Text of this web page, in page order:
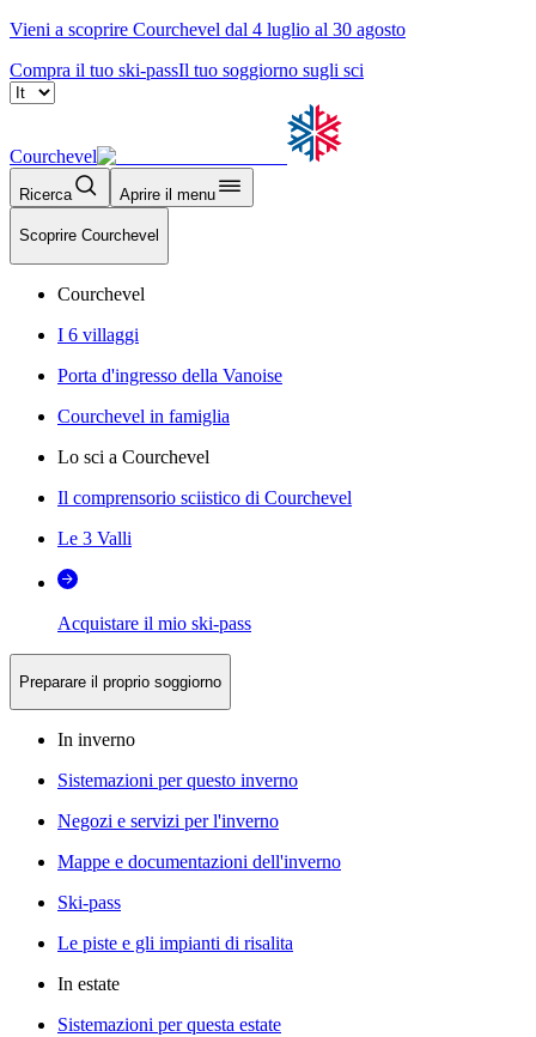
Vieni a scoprire Courchevel dal 4 luglio al 30 agosto
Compra il tuo ski-passIl tuo soggiorno sugli sci
Courchevel
Ricerca Aprire il menu
Scoprire Courchevel
Courchevel
I 6 villaggi
Porta d'ingresso della Vanoise
Courchevel in famiglia
Lo sci a Courchevel
Il comprensorio sciistico di Courchevel
Le 3 Valli
Acquistare il mio ski-pass
Preparare il proprio soggiorno
In inverno
Sistemazioni per questo inverno
Negozi e servizi per l'inverno
Mappe e documentazioni dell'inverno
Ski-pass
Le piste e gli impianti di risalita
In estate
Sistemazioni per questa estate